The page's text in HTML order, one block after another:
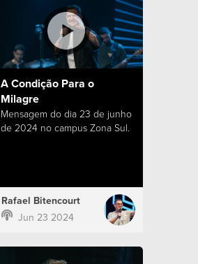
A Condição Para o
Milagre
Mensagem do dia 23 de junho
de 2024 no campus Zona Sul.
Rafael Bitencourt
Jun 23 2024